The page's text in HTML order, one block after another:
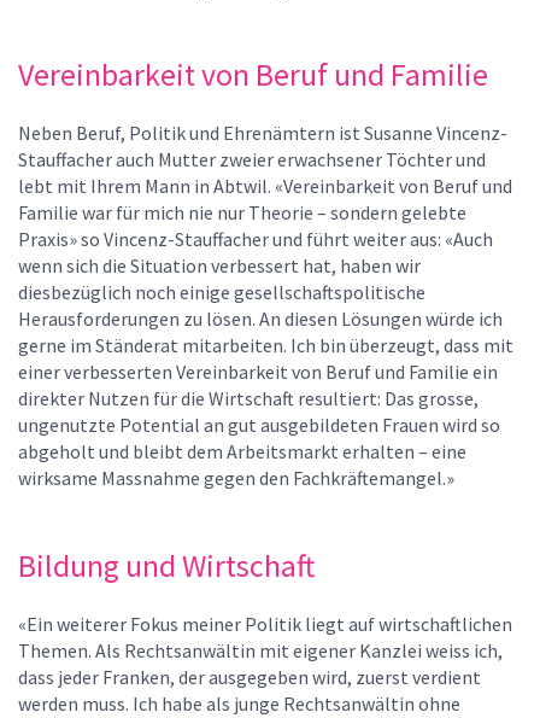
Vereinbarkeit von Beruf und Familie
Neben Beruf, Politik und Ehrenämtern ist Susanne Vincenz-
Stauffacher auch Mutter zweier erwachsener Töchter und
lebt mit Ihrem Mann in Abtwil. «Vereinbarkeit von Beruf und
Familie war für mich nie nur Theorie – sondern gelebte
Praxis» so Vincenz-Stauffacher und führt weiter aus: «Auch
wenn sich die Situation verbessert hat, haben wir
diesbezüglich noch einige gesellschaftspolitische
Herausforderungen zu lösen. An diesen Lösungen würde ich
gerne im Ständerat mitarbeiten. Ich bin überzeugt, dass mit
einer verbesserten Vereinbarkeit von Beruf und Familie ein
direkter Nutzen für die Wirtschaft resultiert: Das grosse,
ungenutzte Potential an gut ausgebildeten Frauen wird so
abgeholt und bleibt dem Arbeitsmarkt erhalten – eine
wirksame Massnahme gegen den Fachkräftemangel.»
Bildung und Wirtschaft
«Ein weiterer Fokus meiner Politik liegt auf wirtschaftlichen
Themen. Als Rechtsanwältin mit eigener Kanzlei weiss ich,
dass jeder Franken, der ausgegeben wird, zuerst verdient
werden muss. Ich habe als junge Rechtsanwältin ohne